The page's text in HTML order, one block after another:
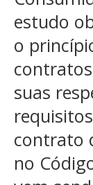
estudo
o
suas
contrato
no